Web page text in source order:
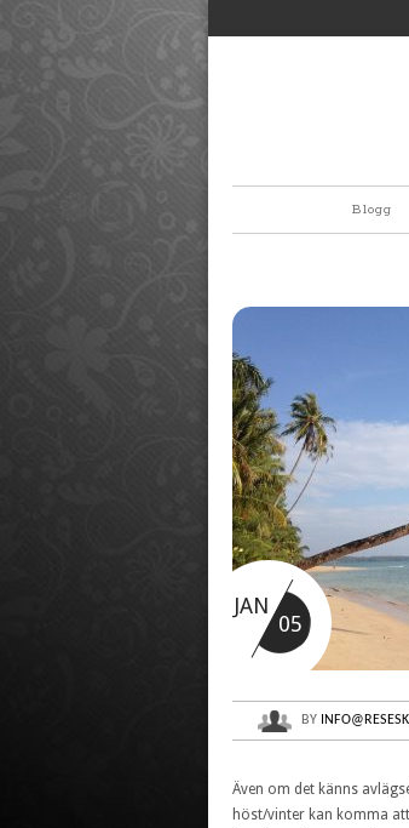
Blogg
JAN
05
BY
Även om det känns
höst/vinter kan komma